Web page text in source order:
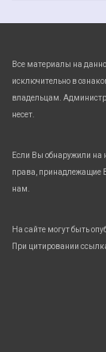
Все материалы на
исключительно в
владельцам.
несет.
Если Вы обнаружили
права, принадлежащие
нам.
На сайте могут быть
При цитировании